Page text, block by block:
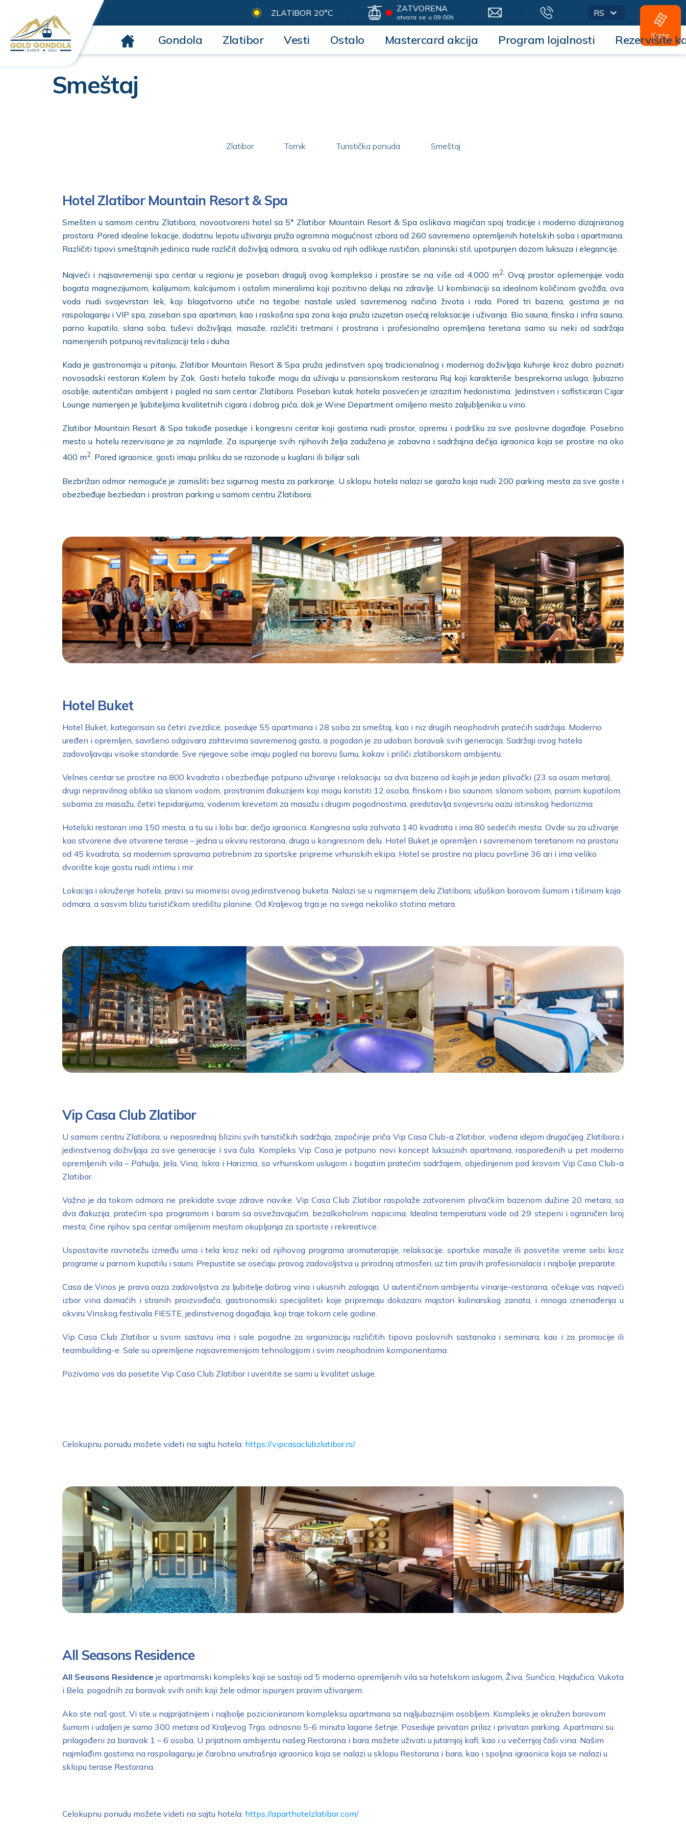
ZLATIBOR 20°C ZATVORENA
otvara se u 09:00h RS
Karte
Gondola Zlatibor Vesti Ostalo Mastercard akcija Program lojalnosti Rezervišite
Smeštaj
Zlatibor Tornik Turistička ponuda Smeštaj
Hotel Zlatibor Mountain Resort & Spa
Smešten u samom centru Zlatibora, novootvoreni hotel sa 5* Zlatibor Mountain Resort & Spa oslikava magičan spoj tradicije i moderno dizajniranog
prostora. Pored idealne lokacije, dodatnu lepotu uživanja pruža ogromna mogućnost izbora od 260 savremeno opremljenih hotelskih soba i apartmana.
Različiti tipovi smeštajnih jedinica nude različit doživljaj odmora, a svaku od njih odlikuje rustičan, planinski stil, upotpunjen dozom luksuza i elegancije.
Najveći i najsavremeniji spa centar u regionu je poseban dragulj ovog kompleksa i prostire se na više od 4.000 m2.
Ovaj prostor oplemenjuje voda
bogata magnezijumom, kalijumom, kalcijumom i ostalim mineralima koji pozitivno deluju na zdravlje. U kombinaciji sa idealnom količinom gvožđa, ova
voda nudi svojevrstan lek, koji blagotvorno utiče na tegobe nastale usled savremenog načina života i rada. Pored tri bazena, gostima je na
raspolaganju i VIP spa, zaseban spa apartman, kao i raskošna spa zona koja pruža izuzetan osećaj relaksacije i uživanja. Bio sauna, finska i infra sauna,
parno kupatilo, slana soba, tuševi doživljaja, masaže, različiti tretmani i prostrana i profesionalno opremljena teretana samo su neki od sadržaja
namenjenih potpunoj revitalizaciji tela i duha.
Kada je gastronomija u pitanju, Zlatibor Mountain Resort & Spa pruža jedinstven spoj tradicionalnog i modernog doživljaja kuhinje kroz dobro poznati
novosadski restoran Kalem by Zak. Gosti hotela takođe mogu da uživaju u pansionskom restoranu Ruj koji karakteriše besprekorna usluga, ljubazno
osoblje, autentičan ambijent i pogled na sam centar Zlatibora. Poseban kutak hotela posvećen je izrazitim hedonistima. Jedinstven i sofisticiran Cigar
Lounge namenjen je ljubiteljima kvalitetnih cigara i dobrog pića, dok je Wine Department omiljeno mesto zaljubljenika u vino.
Zlatibor Mountain Resort & Spa takođe poseduje i kongresni centar koji gostima nudi prostor, opremu i podršku za sve poslovne događaje. Posebno
mesto u hotelu rezervisano je za najmlađe. Za ispunjenje svih njihovih želja zadužena je zabavna i sadržajna dečija igraonica koja se prostire na oko
400 m2. Pored igraonice, gosti imaju priliku da se razonode u kuglani ili bilijar sali.
Bezbrižan odmor nemoguće je zamisliti bez sigurnog mesta za parkiranje. U sklopu hotela nalazi se garaža koja nudi 200 parking mesta za sve goste i
obezbeđuje bezbedan i prostran parking u samom centru Zlatibora.
Hotel Buket
Hotel Buket, kategorisan sa četiri zvezdice, poseduje 55 apartmana i 28 soba za smeštaj, kao i niz drugih neophodnih pratećih sadržaja. Moderno
uređen i opremljen, savršeno odgovara zahtevima savremenog gosta, a pogodan je za udoban boravak svih generacija. Sadržaji ovog hotela
zadovoljavaju visoke standarde. Sve njegove sobe imaju pogled na borovu šumu, kakav i priliči zlatiborskom ambijentu.
Velnes centar se prostire na 800 kvadrata i obezbeđuje potpuno uživanje i relaksaciju: sa dva bazena od kojih je jedan plivački (23 sa osam metara),
drugi nepravilnog oblika sa slanom vodom, prostranim đakuzijem koji mogu koristiti 12 osoba, finskom i bio saunom, slanom sobom, parnim kupatilom,
sobama za masažu, četiri tepidarijuma, vodenim krevetom za masažu i drugim pogodnostima, predstavlja svojevrsnu oazu istinskog hedonizma.
Hotelski restoran ima 150 mesta, a tu su i lobi bar, dečja igraonica. Kongresna sala zahvata 140 kvadrata i ima 80 sedećih mesta. Ovde su za uživanje
kao stvorene dve otvorene terase – jedna u okviru restorana, druga u kongresnom delu. Hotel Buket je opremljen i savremenom teretanom na prostoru
od 45 kvadrata, sa modernim spravama potrebnim za sportske pripreme vrhunskih ekipa. Hotel se prostire na placu površine 36 ari i ima veliko
dvorište koje gostu nudi intimu i mir.
Lokacija i okruženje hotela, pravi su miomirisi ovog jedinstvenog buketa. Nalazi se u najmirnijem delu Zlatibora, ušuškan borovom šumom i tišinom koja
odmara, a sasvim blizu turističkom središtu planine. Od Kraljevog trga je na svega nekoliko stotina metara.
Vip Casa Club Zlatibor
U samom centru Zlatibora, u neposrednoj blizini svih turističkih sadržaja, započinje priča Vip Casa Club-a Zlatibor, vođena idejom drugačijeg Zlatibora i
jedinstvenog doživljaja za sve generacije i sva čula. Kompleks Vip Casa je potpuno novi koncept luksuznih apartmana, raspoređenih u pet moderno
opremljenih vila – Pahulja, Jela, Vina, Iskra i Harizma, sa vrhunskom uslugom i bogatim pratećim sadržajem, objedinjenim pod krovom Vip Casa Club-a
Zlatibor.
Važno je da tokom odmora ne prekidate svoje zdrave navike. Vip Casa Club Zlatibor raspolaže zatvorenim plivačkim bazenom dužine 20 metara, sa
dva đakuzija, pratećim spa programom i barom sa osvežavajućim, bezalkoholnim napicima. Idealna temperatura vode od 29 stepeni i ograničen broj
mesta, čine njihov spa centar omiljenim mestom okupljanja za sportiste i rekreativce.
Uspostavite ravnotežu između uma i tela kroz neki od njihovog programa aromaterapije, relaksacije, sportske masaže ili posvetite vreme sebi kroz
programe u parnom kupatilu i sauni. Prepustite se osećaju pravog zadovoljstva u prirodnoj atmosferi, uz tim pravih profesionalaca i najbolje preparate.
Casa de Vinos je prava oaza zadovoljstva za ljubitelje dobrog vina i ukusnih zalogaja. U autentičnom ambijentu vinarije-restorana, očekuje vas najveći
izbor vina domaćih i stranih proizvođača, gastronomski specijaliteti koje pripremaju dokazani majstori kulinarskog zanata, i mnoga iznenađenja u
okviru Vinskog festivala FIESTE, jedinstvenog događaja, koji traje tokom cele godine.
Vip Casa Club Zlatibor u svom sastavu ima i sale pogodne za organizaciju različitih tipova poslovnih sastanaka i seminara, kao i za promocije ili
teambuilding-e. Sale su opremljene najsavremenijom tehnologijom i svim neophodnim komponentama.
Pozivamo vas da posetite Vip Casa Club Zlatibor i uveritite se sami u kvalitet usluge.
Celokupnu ponudu možete videti na sajtu hotela: https://vipcasaclubzlatibor.rs/
All Seasons Residence
All Seasons Residence je apartmanski kompleks koji se sastoji od 5 moderno opremljenih vila sa hotelskom uslugom, Živa, Sunčica, Hajdučica, Vukota
i Bela, pogodnih za boravak svih onih koji žele odmor ispunjen pravim uživanjem.
Ako ste naš gost, Vi ste u najprijatnijem i najbolje pozicioniranom kompleksu apartmana sa najljubaznijim osobljem. Kompleks je okružen borovom
šumom i udaljen je samo 300 metara od Kraljevog Trga, odnosno 5-6 minuta lagane šetnje. Poseduje privatan prilaz i privatan parking. Apartmani su
prilagođeni za boravak 1 – 6 osoba. U prijatnom ambijentu našeg Restorana i bara možete uživati u jutarnjoj kafi, kao i u večernjoj čaši vina. Našim
najmlađim gostima na raspolaganju je čarobna unutrašnja igraonica koja se nalazi u sklopu Restorana i bara, kao i spoljna igraonica koja se nalazi u
sklopu terase Restorana.
Celokupnu ponudu možete videti na sajtu hotela: https://aparthotelzlatibor.com/